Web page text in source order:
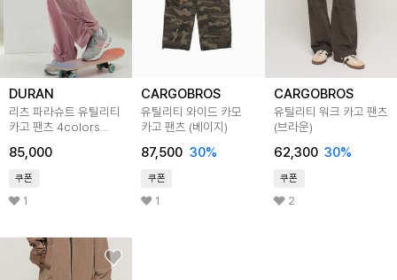
DURAN
리츠 파라슈트 유틸리티
카고 팬츠 4colors
85,000
쿠폰
1
CARGOBROS
유틸리티 와이드 카모
카고 팬츠 (베이지)
87,500 30%
쿠폰
1
CARGOBROS
유틸리티 워크 카고 팬츠
(브라운)
62,300 30%
쿠폰
2